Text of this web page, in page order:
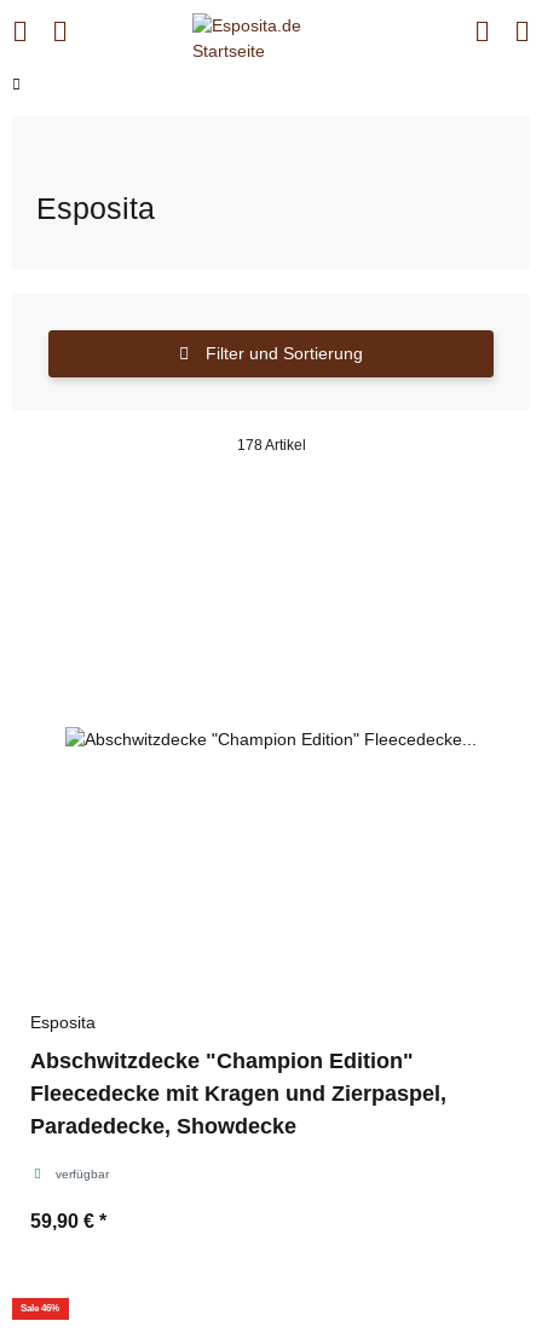
Esposita
Filter und Sortierung
178 Artikel
Esposita
Abschwitzdecke "Champion Edition"
Fleecedecke mit Kragen und Zierpaspel,
Paradedecke, Showdecke
verfügbar
59,90 € *
Sale 46%